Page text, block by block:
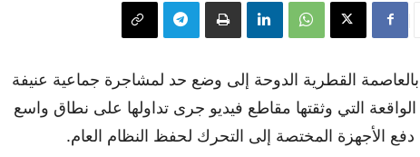
القطرية الدوحة إلى وضع حد لمشاجرة جماعية عنيفة
التي وثقتها مقاطع فيديو جرى تداولها على نطاق واسع
الأجهزة المختصة إلى التحرك لحفظ النظام العام.